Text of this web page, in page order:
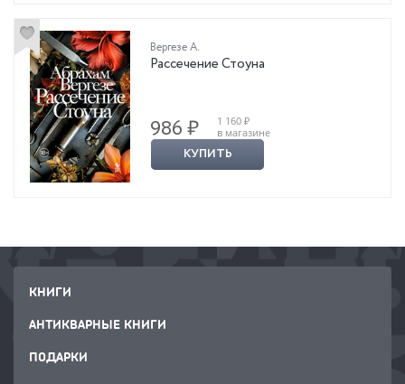
Вергезе А.
Рассечение Стоуна
986 ₽
1 160 ₽
в магазине
КУПИТЬ
КНИГИ
АНТИКВАРНЫЕ КНИГИ
ПОДАРКИ